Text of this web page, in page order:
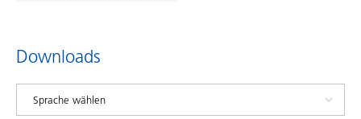
Downloads